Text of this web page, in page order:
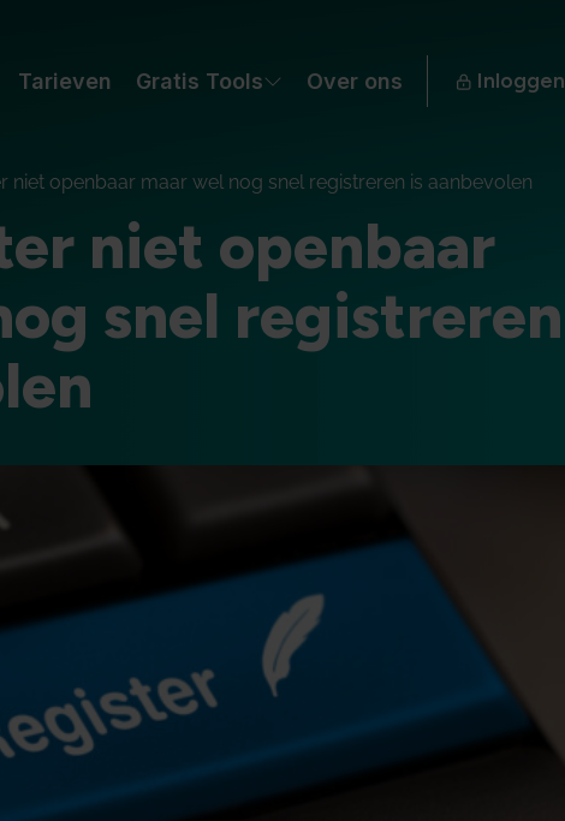
Tarieven Gratis Tools Over ons Inloggen
niet openbaar maar wel nog snel registreren is aanbevolen
niet openbaar
snel registreren